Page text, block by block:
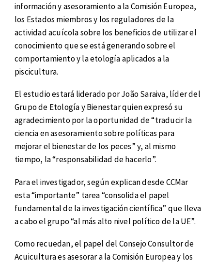
información y asesoramiento a la Comisión Europea,
los Estados miembros y los reguladores de la
actividad acuícola sobre los beneficios de utilizar el
conocimiento que se está generando sobre el
comportamiento y la etología aplicados a la
piscicultura.
El estudio estará liderado por João Saraiva, líder del
Grupo de Etología y Bienestar quien expresó su
agradecimiento por la oportunidad de “traducir la
ciencia en asesoramiento sobre políticas para
mejorar el bienestar de los peces” y, al mismo
tiempo, la “responsabilidad de hacerlo”.
Para el investigador, según explican desde CCMar
esta “importante” tarea “consolida el papel
fundamental de la investigación científica” que lleva
a cabo el grupo “al más alto nivel político de la UE”.
Como recuedan, el papel del Consejo Consultor de
Acuicultura es asesorar a la Comisión Europea y los